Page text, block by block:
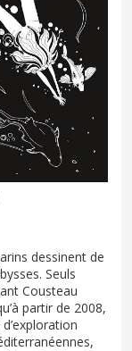
dessinent de
Seuls
Cousteau
partir de 2008,